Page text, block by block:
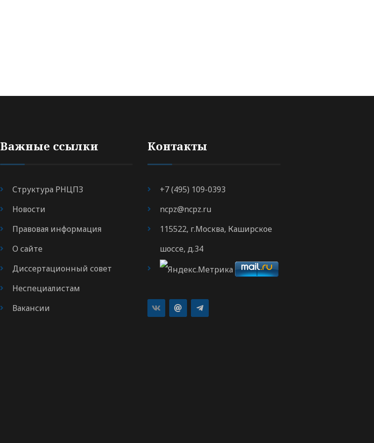
Важные ссылки
Структура РНЦПЗ
Новости
Правовая информация
О сайте
Диссертационный совет
Неспециалистам
Вакансии
Контакты
+7 (495) 109-0393
ncpz@ncpz.ru
115522, г.Москва, Каширское
шоссе, д.34